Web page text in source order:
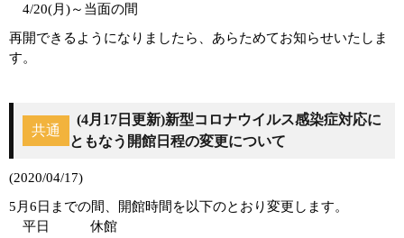
4/20(月)～当面の間
再開できるようになりましたら、あらためてお知らせいたしま
す。
共通
(4月17日更新)新型コロナウイルス感染症対応に
ともなう開館日程の変更について
(2020/04/17)
5月6日までの間、開館時間を以下のとおり変更します。
平日 休館